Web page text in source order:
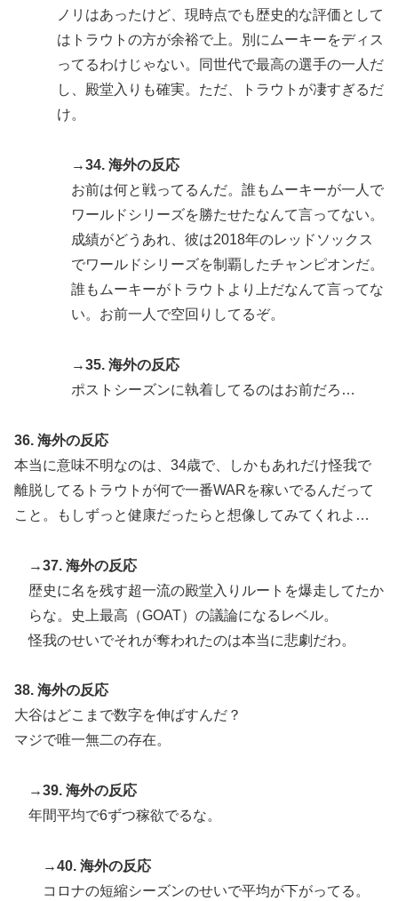
ノリはあったけど、現時点でも歴史的な評価として
はトラウトの方が余裕で上。別にムーキーをディス
ってるわけじゃない。同世代で最高の選手の一人だ
し、殿堂入りも確実。ただ、トラウトが凄すぎるだ
け。
→34. 海外の反応
お前は何と戦ってるんだ。誰もムーキーが一人で
ワールドシリーズを勝たせたなんて言ってない。
成績がどうあれ、彼は2018年のレッドソックス
でワールドシリーズを制覇したチャンピオンだ。
誰もムーキーがトラウトより上だなんて言ってな
い。お前一人で空回りしてるぞ。
→35. 海外の反応
ポストシーズンに執着してるのはお前だろ…
36. 海外の反応
本当に意味不明なのは、34歳で、しかもあれだけ怪我で
離脱してるトラウトが何で一番WARを稼いでるんだって
こと。もしずっと健康だったらと想像してみてくれよ…
→37. 海外の反応
歴史に名を残す超一流の殿堂入りルートを爆走してたか
らな。史上最高（GOAT）の議論になるレベル。
怪我のせいでそれが奪われたのは本当に悲劇だわ。
38. 海外の反応
大谷はどこまで数字を伸ばすんだ？
マジで唯一無二の存在。
→39. 海外の反応
年間平均で6ずつ稼欲でるな。
→40. 海外の反応
コロナの短縮シーズンのせいで平均が下がってる。